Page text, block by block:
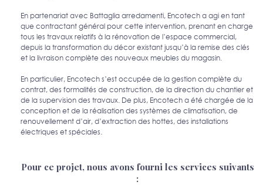
En partenariat avec Battaglia arredamenti, Encotech a agi en tant
que contractant général pour cette intervention, prenant en charge
tous les travaux relatifs à la rénovation de l’espace commercial,
depuis la transformation du décor existant jusqu’à la remise des clés
et la livraison complète des nouveaux meubles du magasin.
En particulier, Encotech s’est occupée de la gestion complète du
contrat, des formalités de construction, de la direction du chantier et
de la supervision des travaux. De plus, Encotech a été chargée de la
conception et de la réalisation des systèmes de climatisation, de
renouvellement d’air, d’extraction des hottes, des installations
électriques et spéciales.
Pour ce projet, nous avons fourni les services suivants
: